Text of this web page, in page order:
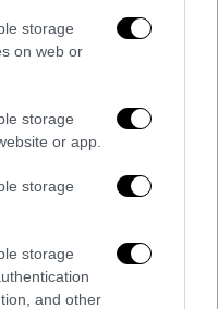
storage
on web or
storage
or app.
storage
storage
and other
γυρίσματα της
«Εκδρομή».
ένα από
ελληνικής